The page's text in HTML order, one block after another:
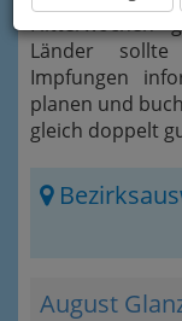
Flitterwochen
Länder
Impfungen
planen und
gleich doppelt
August